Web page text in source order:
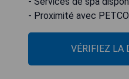
- Proximité avec
VÉRIFIEZ LA